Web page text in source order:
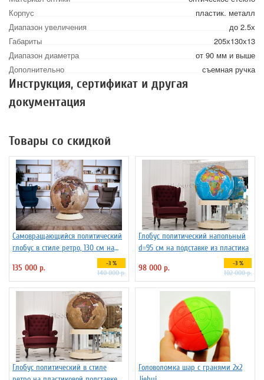
Корпус
пластик. металл
Диапазон увеличения
до 2.5х
Габариты
205х130х13
Диапазон диаметра
от 90 мм и выше
Дополнительно
съемная ручка
Инструкция, сертификат и другая
документация
Товары со скидкой
Самовращающийся политический
глобус в стиле ретро, 130 см на
135 000 р. -3 %
140 000 р.
Глобус политический напольный
d=95 см на подставке из пластика
98 000 р.
-3 %
102 000 р.
Глобус политический в стиле
Головоломка шар с гранями 2х2